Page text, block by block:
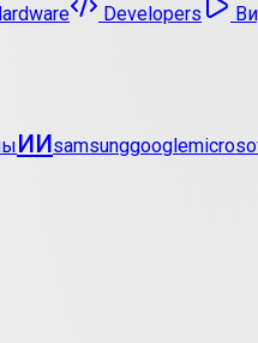
Developers
ииsamsunggoogle